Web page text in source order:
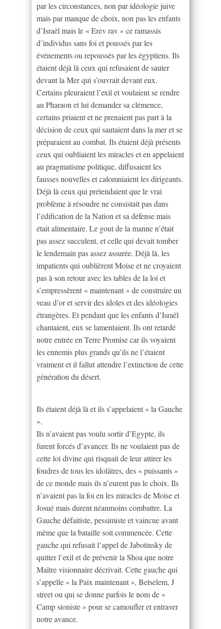
par les circonstances, non par idéologie juive
mais par manque de choix, non pas les enfants
d’Israël mais le « Erev rav » ce ramassis
d’individus sans foi et poussés par les
événements ou repoussés par les égyptiens. Ils
étaient déjà là ceux qui refusaient de sauter
devant la Mer qui s’ouvrait devant eux.
Certains pleuraient l’exil et voulaient se rendre
au Pharaon et lui demander sa clémence,
certains priaient et ne prenaient pas part à la
décision de ceux qui sautaient dans la mer et se
préparaient au combat. Ils étaient déjà présents
ceux qui oubliaient les miracles et en appelaient
au pragmatisme politique, diffusaient les
fausses nouvelles et calomniaient les dirigeants.
Déjà là ceux qui prétendaient que le vrai
problème à résoudre ne consistait pas dans
l’édification de la Nation et sa défense mais
était alimentaire. Le gout de la manne n’était
pas assez succulent, et celle qui devait tomber
le lendemain pas assez assurée. Déjà là, les
impatients qui oublièrent Moise et ne croyaient
pas à son retour avec les tables de la loi et
s’empressèrent « maintenant » de construire un
veau d’or et servir des idoles et des idéologies
étrangères. Et pendant que les enfants d’Israël
chantaient, eux se lamentaient. Ils ont retardé
notre entrée en Terre Promise car ils voyaient
les ennemis plus grands qu’ils ne l’étaient
vraiment et il fallut attendre l’extinction de cette
génération du désert.
Ils étaient déjà là et ils s’appelaient « la Gauche
».
Ils n’avaient pas voulu sortir d’Egypte, ils
furent forcés d’avancer. Ils ne voulaient pas de
cette loi divine qui risquait de leur attirer les
foudres de tous les idolâtres, des « puissants »
de ce monde mais ils n’eurent pas le choix. Ils
n’avaient pas la foi en les miracles de Moise et
Josué mais durent néanmoins combattre. La
Gauche défaitiste, pessimiste et vaincue avant
même que la bataille soit commencée. Cette
gauche qui refusait l’appel de Jabotinsky de
quitter l’exil et de prévenir la Shoa que notre
Maître visionnaire décrivait. Cette gauche qui
s’appelle « la Paix maintenant », Betselem, J
street ou qui se donne parfois le nom de «
Camp sioniste » pour se camoufler et entraver
notre avance.